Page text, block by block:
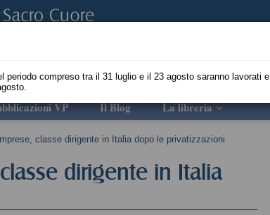
VP Il Blog La libreria
classe dirigente in Italia dopo le privatizzazioni
dirigente in Italia
periodo compreso tra il 31 luglio e il 23 agosto saranno lavorati e